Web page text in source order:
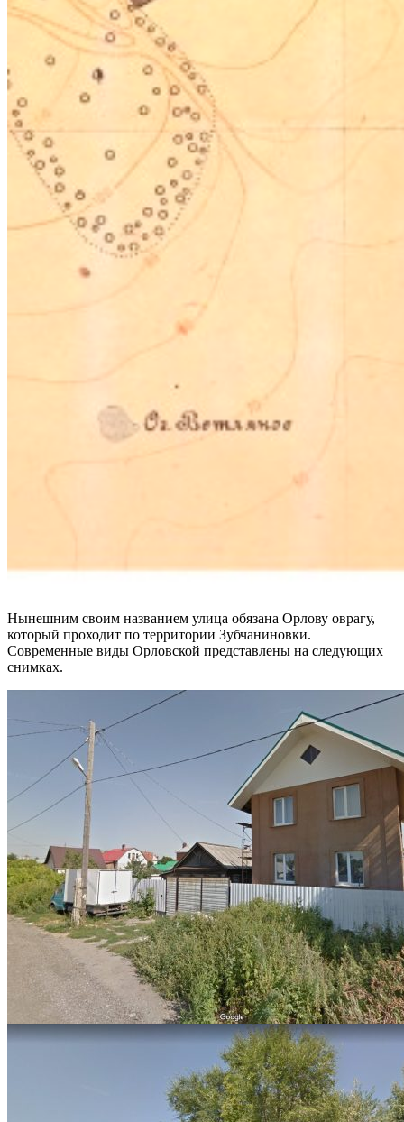
Нынешним своим названием улица обязана Орлову оврагу,
который проходит по территории Зубчаниновки.
Современные виды Орловской представлены на следующих
снимках.